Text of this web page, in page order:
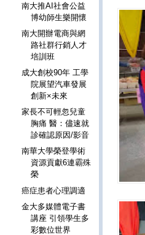
南大推AI社會公益
博幼師生樂開懷
南大開辦電商與網
路社群行銷人才
培訓班
成大創校90年 工學
院展望汽車發展
創新×未來
家長不可輕忽兒童
胸痛 醫：儘速就
診確認原因/影音
南華大學榮登學術
資源貢獻6連霸殊
榮
癌症患者心理調適
金大多媒體電子書
講座 引領學生多
彩數位世界